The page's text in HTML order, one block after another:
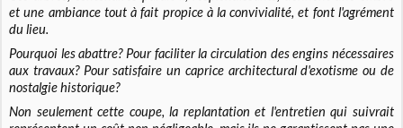
et une ambiance tout à fait propice à la convivialité, et font l'agrément
du lieu.
Pourquoi les abattre? Pour faciliter la circulation des engins nécessaires
aux travaux? Pour satisfaire un caprice architectural d'exotisme ou de
nostalgie historique?
Non seulement cette coupe, la replantation et l'entretien qui suivrait